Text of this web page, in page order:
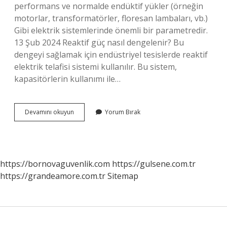
performans ve normalde endüktif yükler (örneğin
motorlar, transformatörler, floresan lambaları, vb.)
Gibi elektrik sistemlerinde önemli bir parametredir.
13 Şub 2024 Reaktif güç nasıl dengelenir? Bu
dengeyi sağlamak için endüstriyel tesislerde reaktif
elektrik telafisi sistemi kullanılır. Bu sistem,
kapasitörlerin kullanımı ile…
Devamını okuyun
Gücün
Yorum Bırak
https://bornovaguvenlik.com https://gulsene.com.tr
https://grandeamore.com.trSitemap